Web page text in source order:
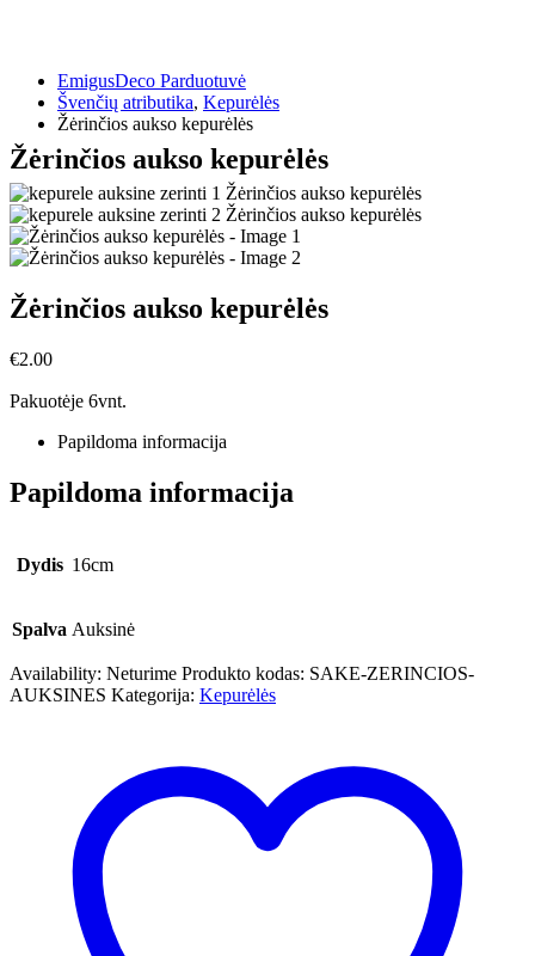
EmigusDeco Parduotuvė
Švenčių atributika, Kepurėlės
Žėrinčios aukso kepurėlės
Žėrinčios aukso kepurėlės
Žėrinčios aukso kepurėlės
€2.00
Pakuotėje 6vnt.
Papildoma informacija
Papildoma informacija
Dydis 16cm
Spalva Auksinė
Availability: Neturime Produkto kodas: SAKE-ZERINCIOS-
AUKSINES Kategorija: Kepurėlės